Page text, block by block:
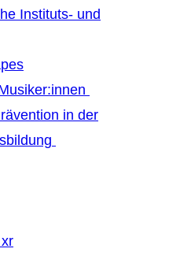
Instituts- und
in der